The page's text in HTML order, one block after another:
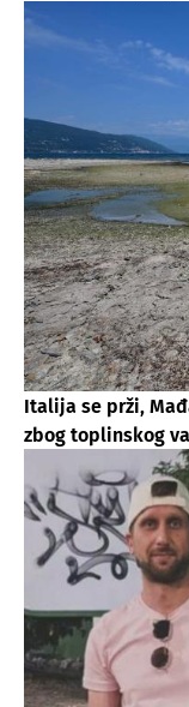
Italija se prži,
zbog toplinskog